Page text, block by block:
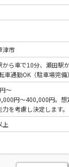
津市
から車で10分、瀬田
車通勤OK（駐車場完備）
～
円～400,000円。想
を考慮し決定します。
上